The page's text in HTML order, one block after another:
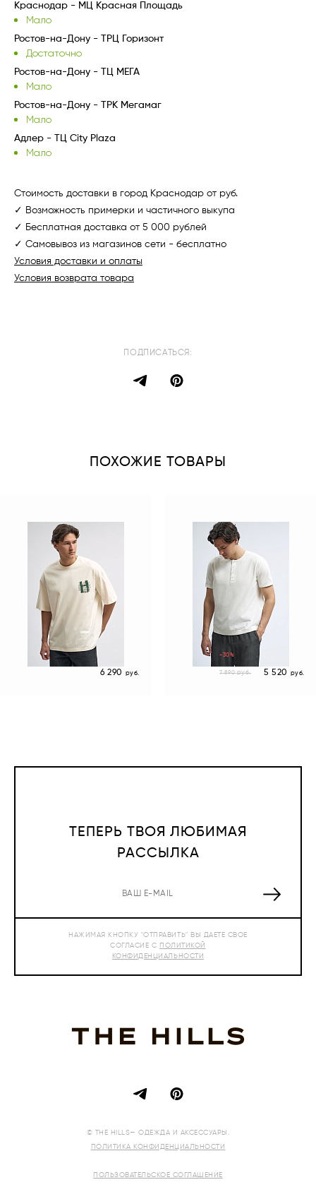
Краснодар - МЦ Красная Площадь
Мало
Ростов-на-Дону - ТРЦ Горизонт
Достаточно
Ростов-на-Дону - ТЦ МЕГА
Мало
Ростов-на-Дону - ТРК Мегамаг
Мало
Адлер - ТЦ City Plaza
Мало
Стоимость доставки в город Краснодар от руб.
✓ Возможность примерки и частичного выкупа
✓ Бесплатная доставка от 5 000 рублей
✓ Самовывоз из магазинов сети - бесплатно
Условия доставки и оплаты
Условия возврата товара
ПОДПИСАТЬСЯ:
ПОХОЖИЕ ТОВАРЫ
6 290 руб.
-30%
7 890руб. 5 520 руб.
ТЕПЕРЬ ТВОЯ ЛЮБИМАЯ
РАССЫЛКА
НАЖИМАЯ КНОПКУ "ОТПРАВИТЬ" ВЫ ДАЕТЕ СВОЕ
СОГЛАСИЕ С ПОЛИТИКОЙ
КОНФИДЕНЦИАЛЬНОСТИ
© THE HILLS— ОДЕЖДА И АКСЕССУАРЫ.
ПОЛИТИКА КОНФИДЕНЦИАЛЬНОСТИ
ПОЛЬЗОВАТЕЛЬСКОЕ СОГЛАШЕНИЕ